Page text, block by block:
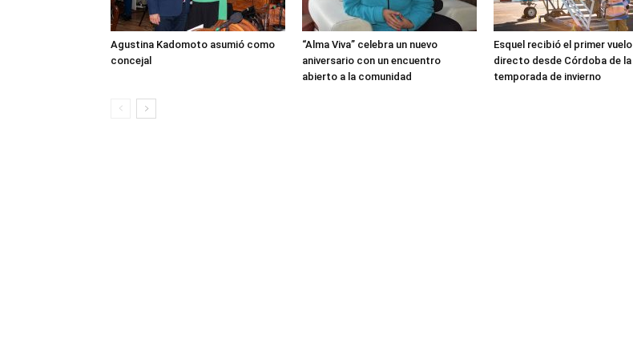
Agustina Kadomoto asumió como
concejal
“Alma Viva” celebra un nuevo
aniversario con un encuentro
abierto a la comunidad
Esquel recibió el primer vuelo
directo desde Córdoba de la
temporada de invierno